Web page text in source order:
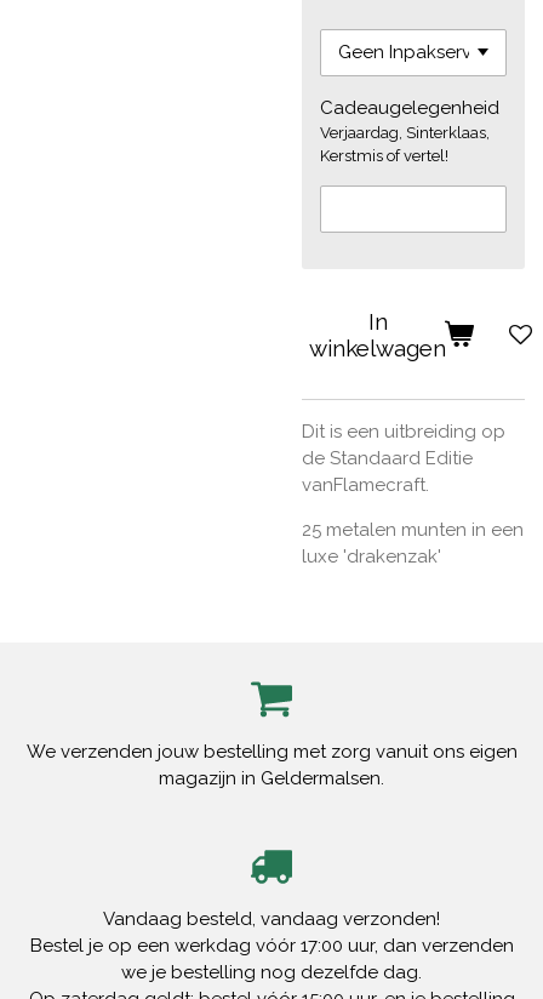
Cadeaugelegenheid
Verjaardag, Sinterklaas,
Kerstmis of vertel!
In
winkelwagen
Dit is een uitbreiding op
de Standaard Editie
vanFlamecraft.
25 metalen munten in een
luxe 'drakenzak'
We verzenden jouw bestelling met zorg vanuit ons eigen
magazijn in Geldermalsen.
Vandaag besteld, vandaag verzonden!
Bestel je op een werkdag vóór 17:00 uur, dan verzenden
we je bestelling nog dezelfde dag.